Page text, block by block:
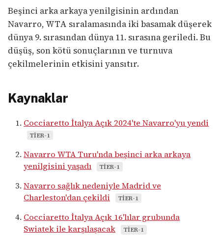
Beşinci arka arkaya yenilgisinin ardından
Navarro, WTA sıralamasında iki basamak düşerek
dünya 9. sırasından dünya 11. sırasına geriledi. Bu
düşüş, son kötü sonuçlarının ve turnuva
çekilmelerinin etkisini yansıtır.
Kaynaklar
Cocciaretto İtalya Açık 2024'te Navarro'yu yendi
TIER-1
Navarro WTA Turu'nda beşinci arka arkaya
yenilgisini yaşadı
TIER-1
Navarro sağlık nedeniyle Madrid ve
Charleston'dan çekildi
TIER-1
Cocciaretto İtalya Açık 16'lılar grubunda
Swiatek ile karşılaşacak
TIER-1